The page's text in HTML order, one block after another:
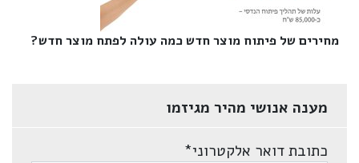
מחירים של פיתוח מוצר חדש כמה עולה לפתח מוצר חדש?‎
מענה אנושי מהיר מגיזמו
כתובת דואר אלקטרוני*